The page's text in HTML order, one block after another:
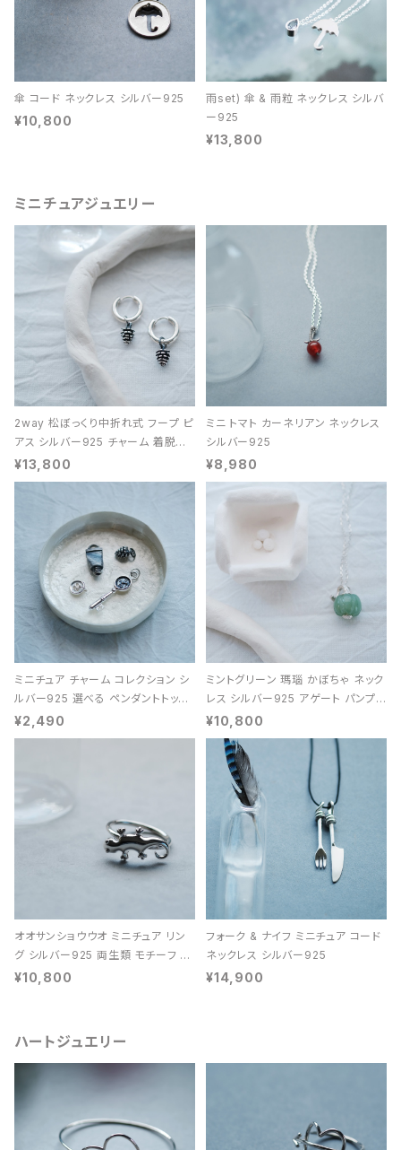
傘 コード ネックレス シルバー925
¥10,800
雨set) 傘 & 雨粒 ネックレス シルバ
ー925
¥13,800
ミニチュアジュエリー
2way 松ぼっくり中折れ式 フープ ピ
アス シルバー925 チャーム 着脱可
能 レディース ユニセックス
¥13,800
ミニ トマト カーネリアン ネックレス
シルバー925
¥8,980
ミニチュア チャーム コレクション シ
ルバー925 選べる ペンダントトップ
レディース ユニセックス
¥2,490
ミントグリーン 瑪瑙 かぼちゃ ネック
レス シルバー925 アゲート パンプキ
ン 天然石 レディース
¥10,800
オオサンショウウオ ミニチュア リン
グ シルバー925 両生類 モチーフ レ
ディース ユニセックス
¥10,800
フォーク & ナイフ ミニチュア コード
ネックレス シルバー925
¥14,900
ハートジュエリー